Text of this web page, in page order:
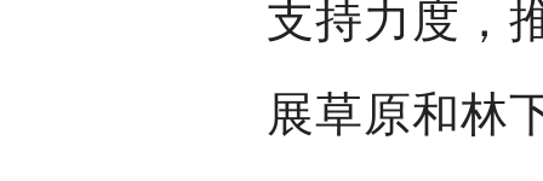
支持力度，
展草原和林